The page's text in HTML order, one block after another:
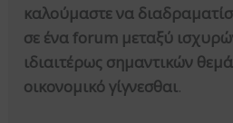
καλούμαστε να
σε ένα forum μεταξύ
ιδιαιτέρως σημαντικών
οικονομικό γίγνεσθαι.